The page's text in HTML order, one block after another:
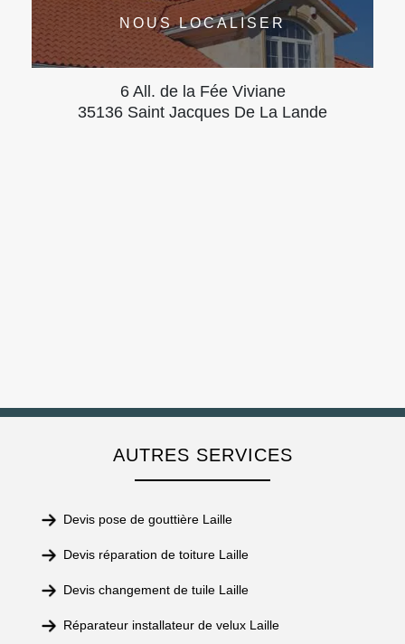
NOUS LOCALISER
6 All. de la Fée Viviane
35136 Saint Jacques De La Lande
AUTRES SERVICES
Devis pose de gouttière Laille
Devis réparation de toiture Laille
Devis changement de tuile Laille
Réparateur installateur de velux Laille